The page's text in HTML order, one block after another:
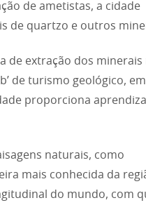
de ametistas, a cidade
de quartzo e outros
de extração dos minerais
de turismo geológico, em
proporciona
naturais, como
mais conhecida da
do mundo, com